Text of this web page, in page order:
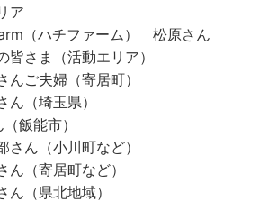
ア
（ハチファーム） 松原さん
皆さま（活動エリア）
ご夫婦（寄居町）
（埼玉県）
飯能市）
ん（小川町など）
（寄居町など）
（県北地域）